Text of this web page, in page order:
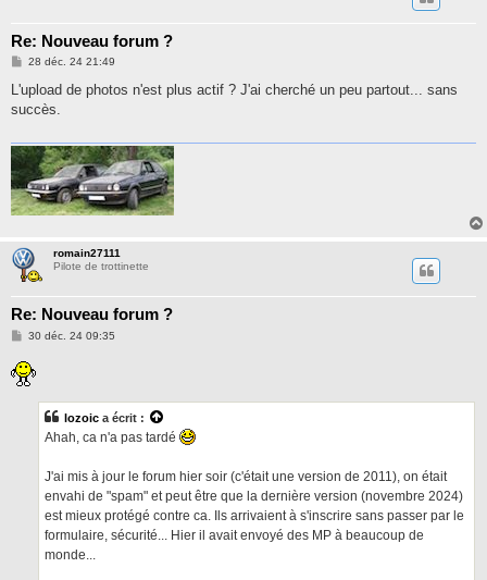
Re: Nouveau forum ?
M
s
s
a
28 déc. 24 21:49
L'upload de photos n'est plus actif ? J'ai cherché un peu partout... sans
succès.
romain27111
Pilote de trottinette
Re: Nouveau forum ?
M
s
s
a
30 déc. 24 09:35
lozoic a écrit :
Ahah, ca n'a pas tardé
J'ai mis à jour le forum hier soir (c'était une version de 2011), on était
envahi de "spam" et peut être que la dernière version (novembre 2024)
est mieux protégé contre ca. Ils arrivaient à s'inscrire sans passer par le
formulaire, sécurité... Hier il avait envoyé des MP à beaucoup de
monde...